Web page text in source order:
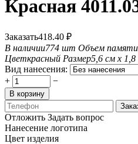
Красная
Заказать418.40 ₽
В наличии774 шт Объем памяти
Цветкрасный Размер5,6 см х
Вид нанесения:
+
−
В корзину
Отложить Задать вопрос
Нанесение логотипа
Цвет изделия